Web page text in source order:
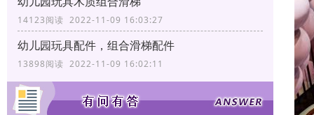
14123阅读 2022-11-09 16:03:27
幼儿园玩具配件，组合滑梯配件
13898阅读 2022-11-09 16:02:11